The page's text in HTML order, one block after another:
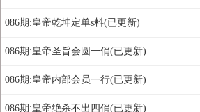
086期:皇帝乾坤定单s料(已更新)
086期:皇帝圣旨会圆一俏(已更新)
086期:皇帝内部会员一行(已更新)
086期:皇帝绝杀不出四俏(已更新)